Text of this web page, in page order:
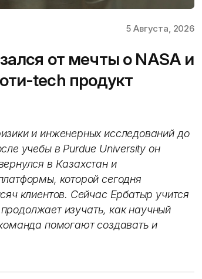
5 Августа, 2026
от мечты о NASA и
tech продукт
и инженерных исследований до
учебы в Purdue University он
в Казахстан и
которой сегодня
клиентов. Сейчас Ербатыр учится
изучать, как научный
помогают создавать и